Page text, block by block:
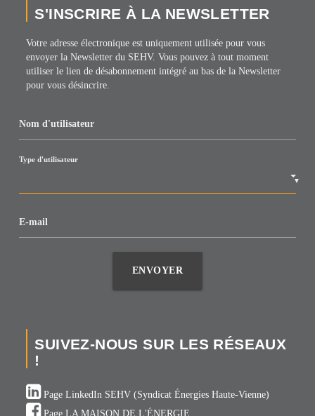
S'INSCRIRE À LA NEWSLETTER
Votre adresse électronique est uniquement utilisée pour vous
envoyer la Newsletter du SEHV. Vous pouvez à tout moment
utiliser le lien de désabonnement intégré au bas de la Newsletter
pour vous désincrire.
Nom d'utilisateur
▼
Type d'utilisateur
E-mail
ENVOYER
SUIVEZ-NOUS SUR LES RÉSEAUX
!
Page LinkedIn SEHV (Syndicat Énergies Haute-Vienne)
Page LA MAISON DE L'ÉNERGIE